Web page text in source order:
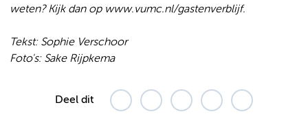
weten? Kijk dan op www.vumc.nl/gastenverblijf.
Tekst: Sophie Verschoor
Foto's: Sake Rijpkema
Deel dit